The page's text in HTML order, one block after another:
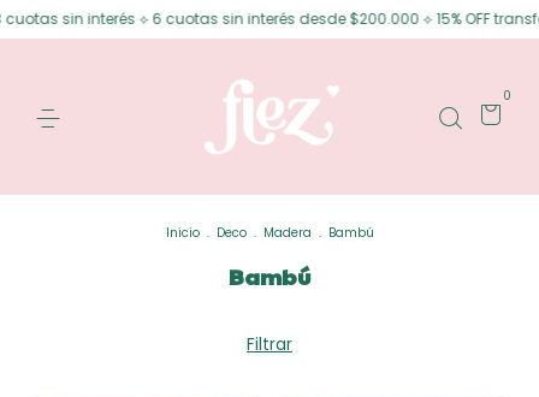
sin interés ⟡ 6 cuotas sin interés desde $200.000 ⟡ 15% OFF
0
Inicio . Deco . Madera . Bambú
Bambú
Filtrar